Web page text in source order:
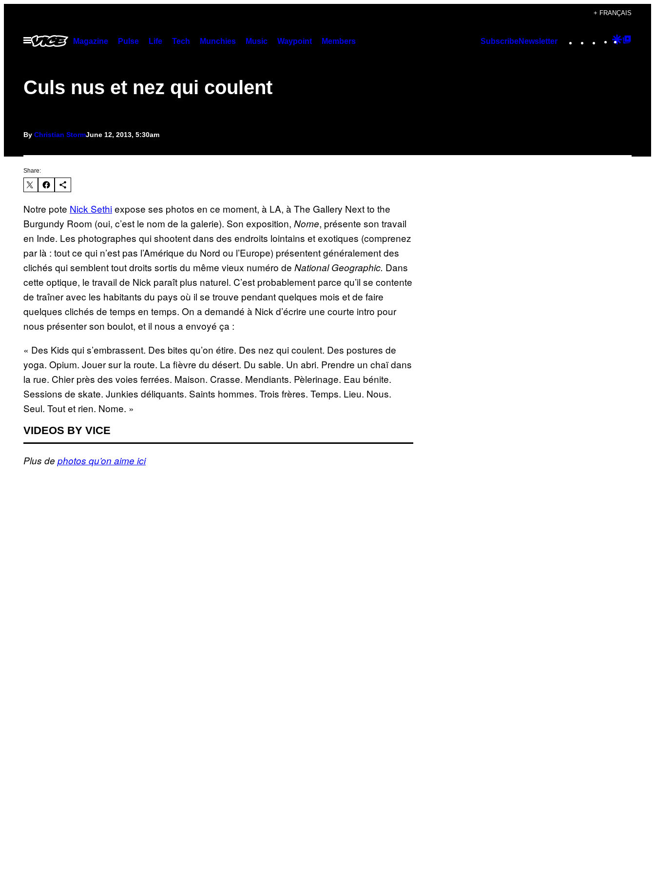
content
+ FRANÇAIS
Open
Menu
Magazine Pulse Life Tech Munchies Music Waypoint Members SubscribeNewsletter Instagram
TikTok
YouTube
Google
Culs nus et nez qui coulent
By Christian StormJune 12, 2013, 5:30am
Share:
Notre pote Nick Sethiexpose ses photos en ce moment, à LA, à The Gallery Next to the
Burgundy Room (oui, c’est le nom de la galerie). Son exposition, Nome, présente son travail
en Inde. Les photographes qui shootent dans des endroits lointains et exotiques (comprenez
par là : tout ce qui n’est pas l’Amérique du Nord ou l’Europe) présentent généralement des
clichés qui semblent tout droits sortis du même vieux numéro de National Geographic. Dans
cette optique, le travail de Nick paraît plus naturel. C’est probablement parce qu’il se contente
de traîner avec les habitants du pays où il se trouve pendant quelques mois et de faire
quelques clichés de temps en temps. On a demandé à Nick d’écrire une courte intro pour
nous présenter son boulot, et il nous a envoyé ça :
« Des Kids qui s’embrassent. Des bites qu’on étire. Des nez qui coulent. Des postures de
yoga. Opium. Jouer sur la route. La fièvre du désert. Du sable. Un abri. Prendre un chaï dans
la rue. Chier près des voies ferrées. Maison. Crasse. Mendiants. Pèlerinage. Eau bénite.
Sessions de skate. Junkies déliquants. Saints hommes. Trois frères. Temps. Lieu. Nous.
Seul. Tout et rien. Nome. »
VIDEOS BY VICE
Plus de photos qu’on aime ici